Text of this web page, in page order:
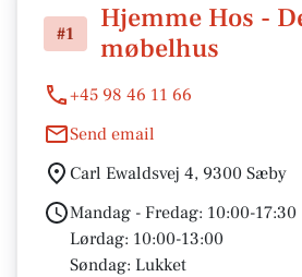
#1
Hjemme Hos -
møbelhus
+45 98 46 11 66
Send email
Carl Ewaldsvej 4, 9300 Sæby
Mandag - Fredag: 10:00-17:30
Lørdag: 10:00-13:00
Søndag: Lukket